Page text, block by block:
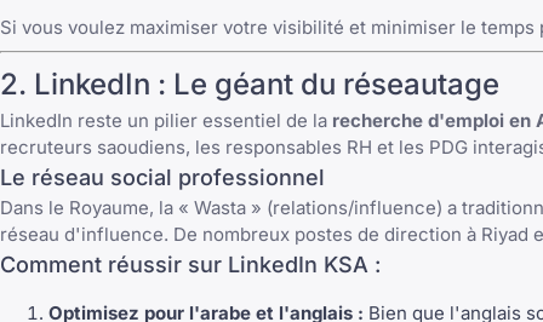
Si vous voulez maximiser votre visibilité et minimiser le
2. LinkedIn : Le géant du réseautage
LinkedIn reste un pilier essentiel de la recherche d'emploi en
recruteurs saoudiens, les responsables RH et les PDG
Le réseau social professionnel
Dans le Royaume, la « Wasta » (relations/influence) a
réseau d'influence. De nombreux postes de direction à
Comment réussir sur LinkedIn KSA :
Optimisez pour l'arabe et l'anglais : Bien que l'anglais